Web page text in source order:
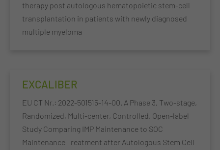
therapy post autologous hematopoietic stem-cell
transplantation in patients with newly diagnosed
multiple myeloma
EXCALIBER
EU CT Nr.: 2022-501515-14-00. A Phase 3, Two-stage,
Randomized, Multi-center, Controlled, Open-label
Study Comparing IMP Maintenance to SOC
Maintenance Treatment after Autologous Stem Cell